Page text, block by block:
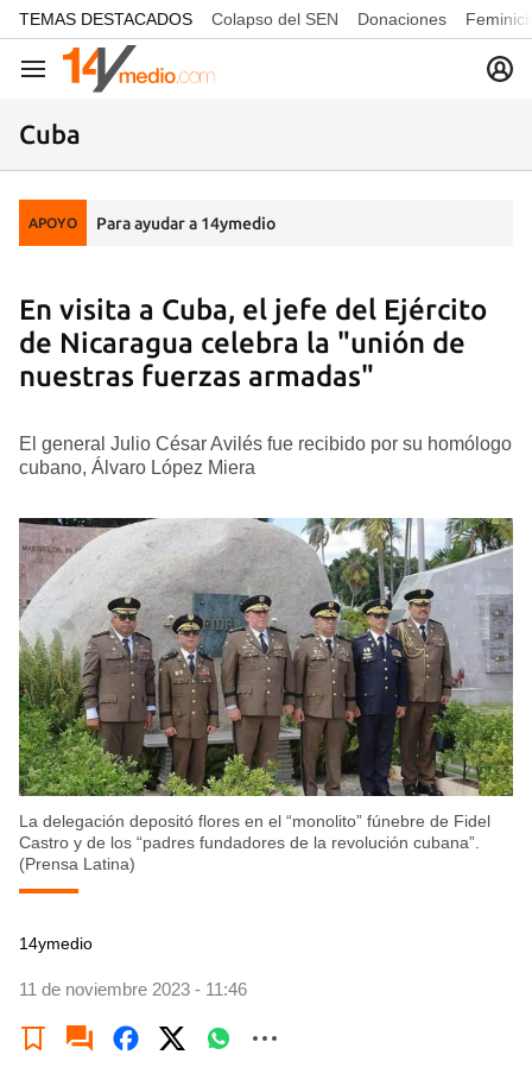
common.go-to-content
TEMAS DESTACADOS Colapso del SEN Donaciones
Navegación
Cuba
APOYO Para ayudar a 14ymedio
En visita a Cuba, el jefe del Ejército
de Nicaragua celebra la "unión de
nuestras fuerzas armadas"
El general Julio César Avilés fue recibido por su homólogo
cubano, Álvaro López Miera
La delegación depositó flores en el “monolito” fúnebre de Fidel
Castro y de los “padres fundadores de la revolución cubana”.
(Prensa Latina)
14ymedio
11 de noviembre 2023 - 11:46